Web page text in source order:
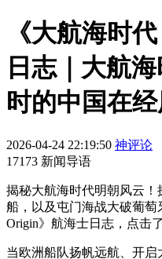
《大航海时
日志｜大航
时的中国在经
2026-04-24 22:19:50 神评论
17173 新闻导语
揭秘大航海时代明朝风云
船，以及屯门海战大破葡
Origin》航海士日志，点击
当欧洲船队扬帆远航、开